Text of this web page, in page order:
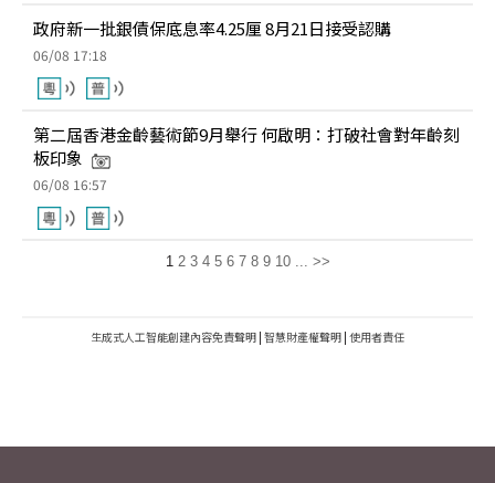
政府新一批銀債保底息率4.25厘 8月21日接受認購
06/08 17:18
第二屆香港金齡藝術節9月舉行 何啟明：打破社會對年齡刻
板印象
06/08 16:57
1 2 3 4 5 6 7 8 9 10 ... >>
生成式人工智能創建內容免責聲明 | 智慧財產權聲明 | 使用者責任